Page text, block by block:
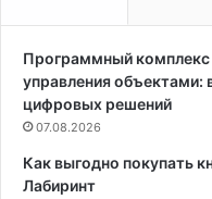
Программный комплекс
управления
цифровых решений
07.08.2026
Как выгодно покупать
Лабиринт